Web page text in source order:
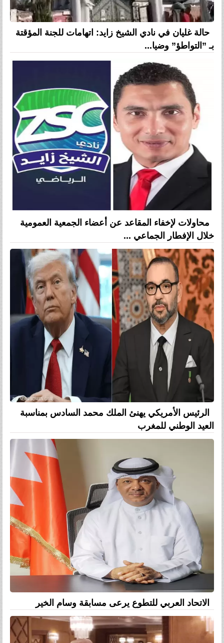
حالة غليان في نادي الشيخ زايد: اتهامات للجنة المؤقتة
بـ ”التواطؤ” وضيا...
محاولات لإخفاء المقاعد عن أعضاء الجمعية العمومية
خلال الإفطار الجماعي ...
الرئيس الأمريكي يهنئ الملك محمد السادس بمناسبة
العيد الوطني للمغرب
الاتحاد العربي للتطوع يرعى مسابقة وسام الخير